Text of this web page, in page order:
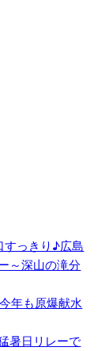
すっきり♪広島
～深山の滝分
年も原爆献水
暑日リレーで